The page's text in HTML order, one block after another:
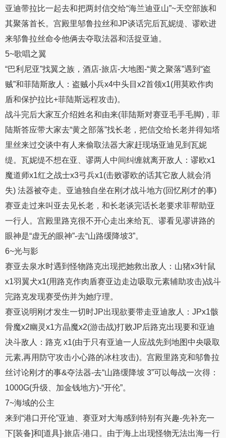
亚迪带拉比一起去和把两封信交给“海兰迪亚山”~天空部族和
其聚落首长。宫殿里邬鲁拉丝和JP谈话完后瓦妮缇、谬欧进
来邬鲁拉丝命令他俩去夺取法器和活捉亚迪。
5~歌唱之翼
“巴利尼亚”找翼之族，酒店-旅店-大地图-“黄之聚落”遇到“盗
贼”和菲陆斯敌人：盗贼小兵x4中头目x2首领x1(用莫欧作肉
盾和保护拉比+菲陆斯远程攻击)。
战斗完后大家互介绍姓名和由来(菲陆斯对赛亚毛手毛脚)，菲
陆斯答应带大家去“黄之部落”找长老，把信交给长老并得知塔
里丝来过交谈中有人来偷取法器大家赶现场亚迪见到瓦妮
缇。瓦妮缇不想在亚、谬两人中间纠缠就离开敌人：谬欧x1
魔道师x1红之战士x3弓兵x1(击败谬欧的话其它敌人就会消
失) 法器被夺走。亚迪独自坐在刚才战斗地方(回忆刚才的事)
赛亚走过来叫亚去见长老，和长老谈完话长老要求菲帮助亚
一行人。宫殿里路克很不开心走出来给瓦、谬看见谬讲路的
眼神是“虚无的眼神”-去“山路缓降坡3”。
6~光与影
赛亚去泉水时遇到怪物路克出现把她救出敌人：山猪x3针鼠
x1羽翼犬x1(用路克作肉盾赛亚边走边吸取元素辅助攻击)战斗
完路克发现赛受伤并为她疗理。
赛亚说明刚才发生一切时JP出现欲要带走亚迪敌人：JPx1骸
骨魔x2幽灵x1方晶魔x2(游击战)打败JP后路克出现要和亚迪
决斗敌人：路克 x1(由于只有亚迪一人应战先到地图中央吸取
元素,再用防守攻击小心路的冰柱攻击)。宫殿里路克和邬鲁拉
丝讨论刚才的事&夺法器-去“山路缓降坡 3”可以每战一次得：
1000G(升级、加金钱地方)-“开伦”。
7~海域的公主
来到“港口开伦”亚迪、赛亚对大海感到特别有兴趣-先补充一
下[装备]和[道具]-旅店-港口。由于海上出现怪物无法出海一行